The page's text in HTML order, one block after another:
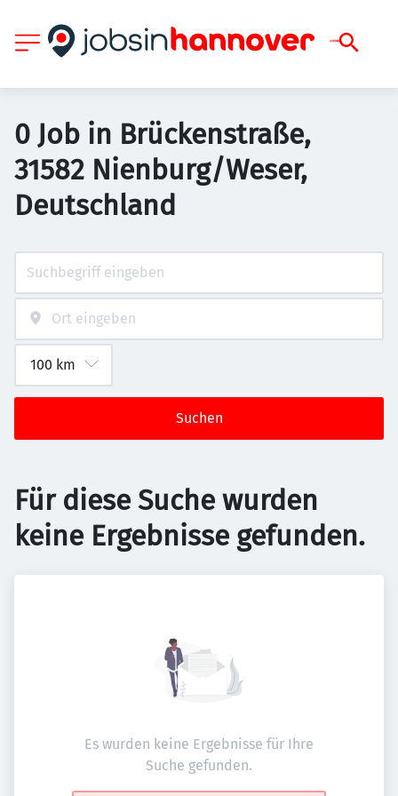
0 Job in Brückenstraße,
31582 Nienburg/Weser,
Deutschland
Suchen
Für diese Suche wurden
keine Ergebnisse gefunden.
Es wurden keine Ergebnisse für Ihre
Suche gefunden.